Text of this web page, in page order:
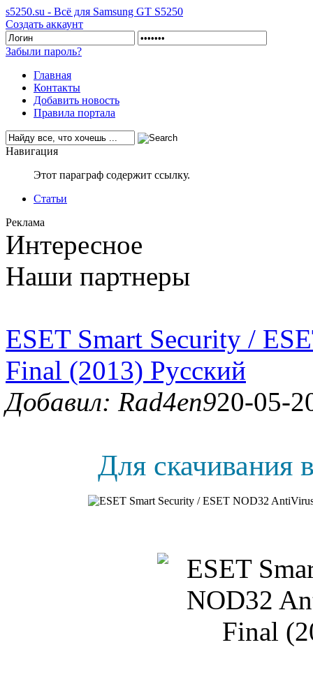
s5250.su - Всё для Samsung GT S5250
Создать аккаунт
Забыли пароль?
Главная
Контакты
Добавить новость
Правила портала
Навигация
Этот параграф содержит ссылку.
Статьи
Реклама
Интересное
Наши партнеры
ESET Smart Security /
Final (2013) Русский
Добавил: Rad4en920-05-
Для скачивания